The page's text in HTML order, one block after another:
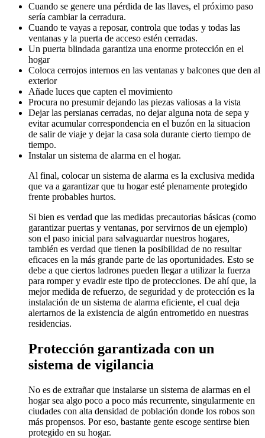
Cuando se genere una pérdida de las llaves, el próximo paso
sería cambiar la cerradura.
Cuando te vayas a reposar, controla que todas y todas las
ventanas y la puerta de acceso estén cerradas.
Un puerta blindada garantiza una enorme protección en el
hogar
Coloca cerrojos internos en las ventanas y balcones que den al
exterior
Añade luces que capten el movimiento
Procura no presumir dejando las piezas valiosas a la vista
Dejar las persianas cerradas, no dejar alguna nota de sepa y
evitar acumular correspondencia en el buzón en la situacion
de salir de viaje y dejar la casa sola durante cierto tiempo de
tiempo.
Instalar un sistema de alarma en el hogar.
Al final, colocar un sistema de alarma es la exclusiva medida
que va a garantizar que tu hogar esté plenamente protegido
frente probables hurtos.
Si bien es verdad que las medidas precautorias básicas (como
garantizar puertas y ventanas, por servirnos de un ejemplo)
son el paso inicial para salvaguardar nuestros hogares,
también es verdad que tienen la posibilidad de no resultar
eficaces en la más grande parte de las oportunidades. Esto se
debe a que ciertos ladrones pueden llegar a utilizar la fuerza
para romper y evadir este tipo de protecciones. De ahí que, la
mejor medida de refuerzo, de seguridad y de protección es la
instalación de un sistema de alarma eficiente, el cual deja
alertarnos de la existencia de algún entrometido en nuestras
residencias.
Protección garantizada con un
sistema de vigilancia
No es de extrañar que instalarse un sistema de alarmas en el
hogar sea algo poco a poco más recurrente, singularmente en
ciudades con alta densidad de población donde los robos son
más propensos. Por eso, bastante gente escoge sentirse bien
protegido en su hogar.